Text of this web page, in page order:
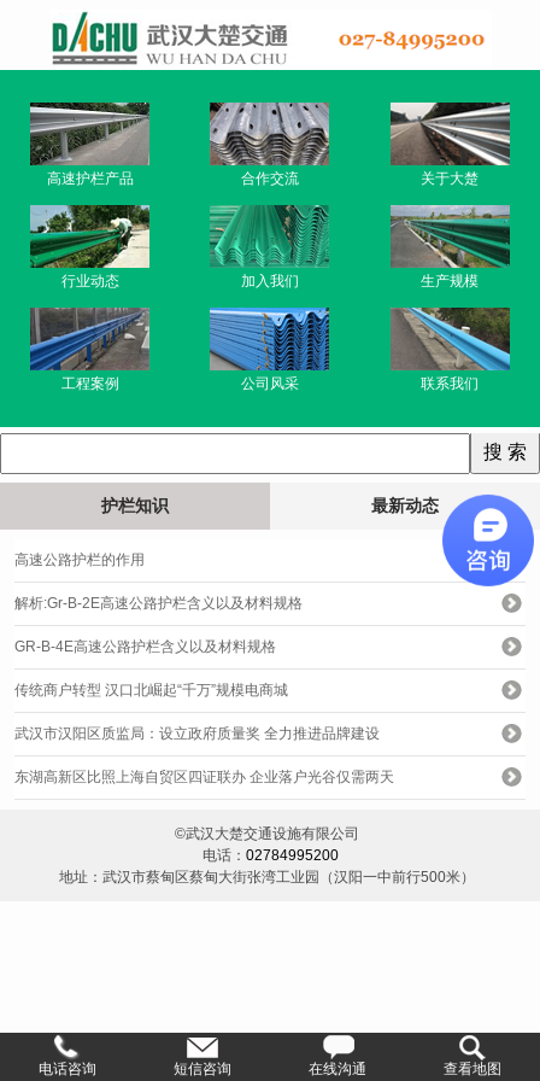
高速护栏产品 合作交流 关于大楚
行业动态 加入我们 生产规模
工程案例 公司风采 联系我们
护栏知识 最新动态
高速公路护栏的作用
解析:Gr-B-2E高速公路护栏含义以及材料规格
GR-B-4E高速公路护栏含义以及材料规格
传统商户转型 汉口北崛起“千万”规模电商城
武汉市汉阳区质监局：设立政府质量奖 全力推进品牌建设
东湖高新区比照上海自贸区四证联办 企业落户光谷仅需两天
©武汉大楚交通设施有限公司
电话： 02784995200
地址：武汉市蔡甸区蔡甸大街张湾工业园（汉阳一中前行500米）
电话咨询 短信咨询 在线沟通 查看地图